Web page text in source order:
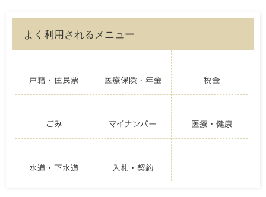
よく利用されるメニュー
戸籍・住民票 医療保険・年金 税金
ごみ マイナンバー 医療・健康
水道・下水道 入札・契約